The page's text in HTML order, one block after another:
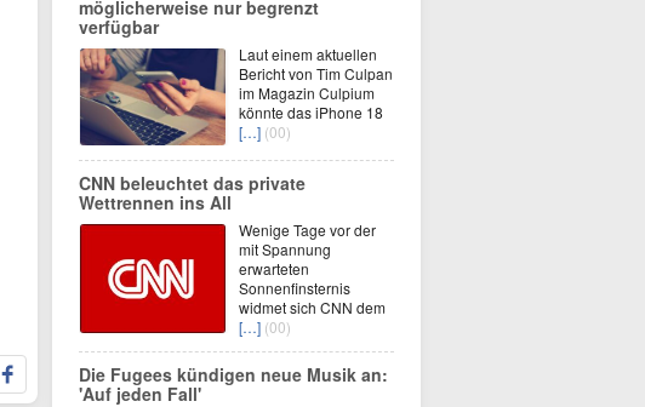
möglicherweise nur begrenzt
verfügbar
Laut einem aktuellen
Bericht von Tim Culpan
im Magazin Culpium
könnte das iPhone 18
[…] (00)
CNN beleuchtet das private
Wettrennen ins All
Wenige Tage vor der
mit Spannung
erwarteten
Sonnenfinsternis
widmet sich CNN dem
[…] (00)
Die Fugees kündigen neue Musik an:
'Auf jeden Fall'